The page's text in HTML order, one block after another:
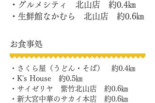
​・グルメシティ 北山店 約0.4㎞
​・生鮮館なかむら 北山店 約0.6㎞
​お食事処
​・さくら屋（うどん・そば） 約0.4㎞
​・K's House 約0.5㎞
・サイゼリヤ 紫竹北山店 約0.6㎞
​・新大宮中華のサカイ本店 約0.6㎞